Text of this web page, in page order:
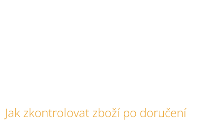
Jak zkontrolovat zboží po doručení